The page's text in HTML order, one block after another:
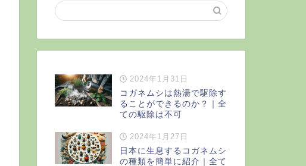
2024年1月31日
コガネムシは熱湯で駆除す
ることができるのか？｜全
ての駆除は不可
2024年1月27日
日本に生息するコガネムシ
の種類を簡単に紹介｜全て